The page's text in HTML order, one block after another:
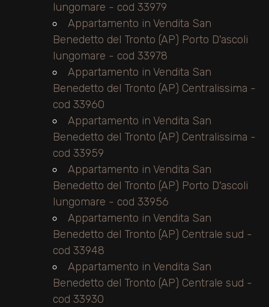
lungomare - cod 33979
Appartamento in Vendita San
Benedetto del Tronto (AP) Porto D'ascoli
lungomare - cod 33978
Appartamento in Vendita San
Benedetto del Tronto (AP) Centralissima -
cod 33960
Appartamento in Vendita San
Benedetto del Tronto (AP) Centralissima -
cod 33959
Appartamento in Vendita San
Benedetto del Tronto (AP) Porto D'ascoli
lungomare - cod 33956
Appartamento in Vendita San
Benedetto del Tronto (AP) Centrale sud -
cod 33948
Appartamento in Vendita San
Benedetto del Tronto (AP) Centrale sud -
cod 33930